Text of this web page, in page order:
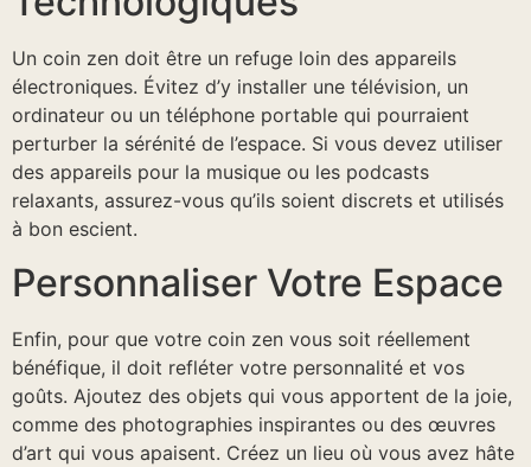
Un coin zen doit être un refuge loin des appareils
électroniques. Évitez d’y installer une télévision, un
ordinateur ou un téléphone portable qui pourraient
perturber la sérénité de l’espace. Si vous devez utiliser
des appareils pour la musique ou les podcasts
relaxants, assurez-vous qu’ils soient discrets et utilisés
à bon escient.
Personnaliser Votre Espace
Enfin, pour que votre coin zen vous soit réellement
bénéfique, il doit refléter votre personnalité et vos
goûts. Ajoutez des objets qui vous apportent de la joie,
comme des photographies inspirantes ou des œuvres
d’art qui vous apaisent. Créez un lieu où vous avez hâte